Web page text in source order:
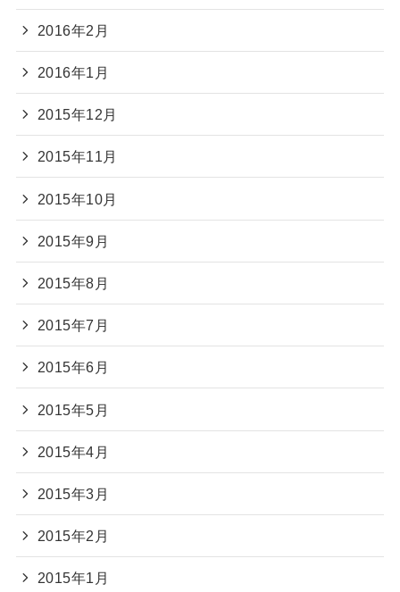
2016年2月
2016年1月
2015年12月
2015年11月
2015年10月
2015年9月
2015年8月
2015年7月
2015年6月
2015年5月
2015年4月
2015年3月
2015年2月
2015年1月